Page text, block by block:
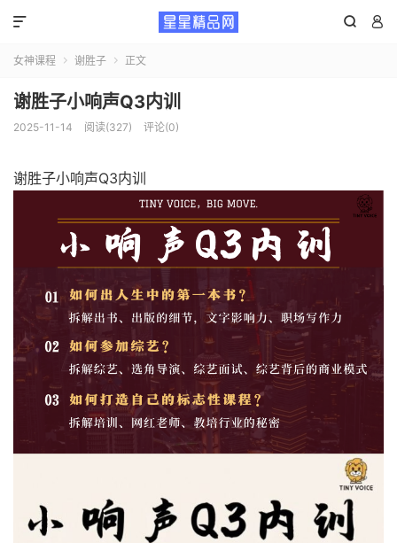
 

女神课程  谢胜子  正文
谢胜子小响声Q3内训
2025-11-14 阅读(327) 评论(0)
谢胜子小响声Q3内训